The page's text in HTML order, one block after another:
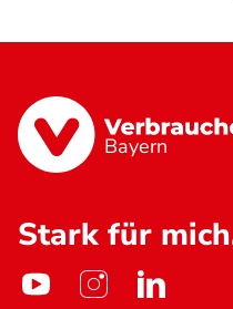
Bayern
Stark für